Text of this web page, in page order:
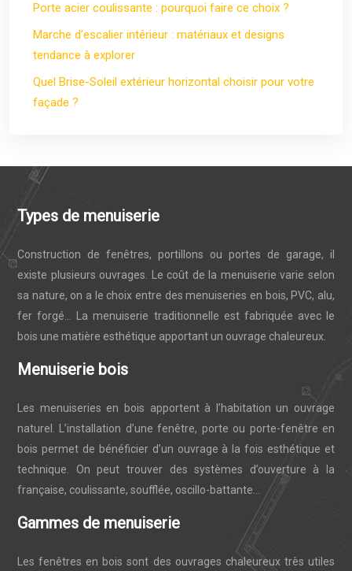
Porte acier coulissante : pourquoi faire ce choix ?
Marche d’escalier intérieur : matériaux et designs
tendance à explorer
Quel Brise-Soleil extérieur horizontal choisir pour votre
façade ?
Types de menuiserie
Construction de fenêtres, portillons ou portes de garage, il
existe plusieurs ouvrages. Le coût de la menuiserie varie selon
sa nature, on a le choix entre des menuiseries en bois, PVC, alu,
fer forgé… La menuiserie traditionnelle est fabriquée avec le
bois une matière esthétique apportant un ouvrage chaleureux.
Menuiserie bois
Les menuiseries en bois apportent à l’habitation un ouvrage
naturel. L’installation d’une fenêtre, porte ou porte-fenêtre en
bois permet de bénéficier d’un ouvrage à la fois esthétique et
technique. On peut trouver des systèmes d’ouverture à la
française, coulissante, soufflée, oscillo-battante…
Gammes de menuiserie
Les fenêtres en bois sont des ouvrages chaleureux très utiles